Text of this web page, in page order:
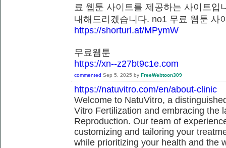
료 웹툰 사이트를 제공하는 사이트
내해드리겠습니다. no1 무료 웹툰
https://shorturl.at/MPymW
무료웹툰
https://xn--z27bt9c1e.com
commented Sep 5, 2025 by FreeWebtoon309
https://natuvitro.com/en/about-clinic
Welcome to NatuVitro, a
Vitro Fertilization and embracing the
Reproduction. Our team of
customizing and tailoring your
while prioritizing your health and the